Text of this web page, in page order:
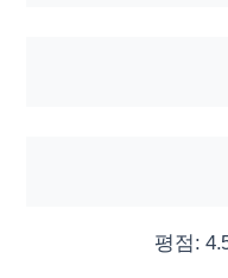
평점: